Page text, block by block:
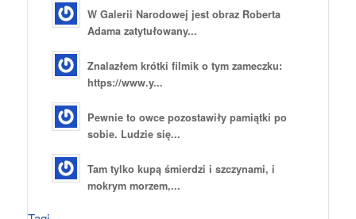
W Galerii Narodowej jest obraz Roberta
Adama zatytułowany...
Znalazłem krótki filmik o tym zameczku:
https://www.y...
Pewnie to owce pozostawiły pamiątki po
sobie. Ludzie się...
Tam tylko kupą śmierdzi i szczynami, i
mokrym morzem,...